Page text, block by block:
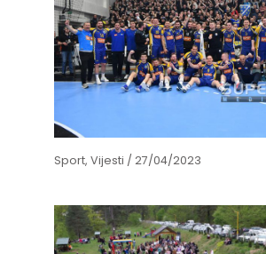
Sport,Vijesti /27/04/2023